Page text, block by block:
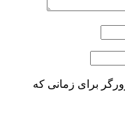
برای زمانی که